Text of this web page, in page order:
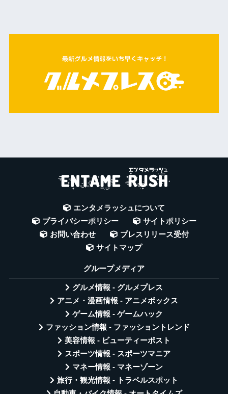
エンタメラッシュについて
プライバシーポリシー
サイトポリシー
お問い合わせ
プレスリリース受付
サイトマップ
グループメディア
グルメ情報 - グルメプレス
アニメ・漫画情報 - アニメボックス
ゲーム情報 - ゲームハック
ファッション情報 - ファッショントレンド
美容情報 - ビューティーポスト
スポーツ情報 - スポーツマニア
マネー情報 - マネーゾーン
旅行・観光情報 - トラベルスポット